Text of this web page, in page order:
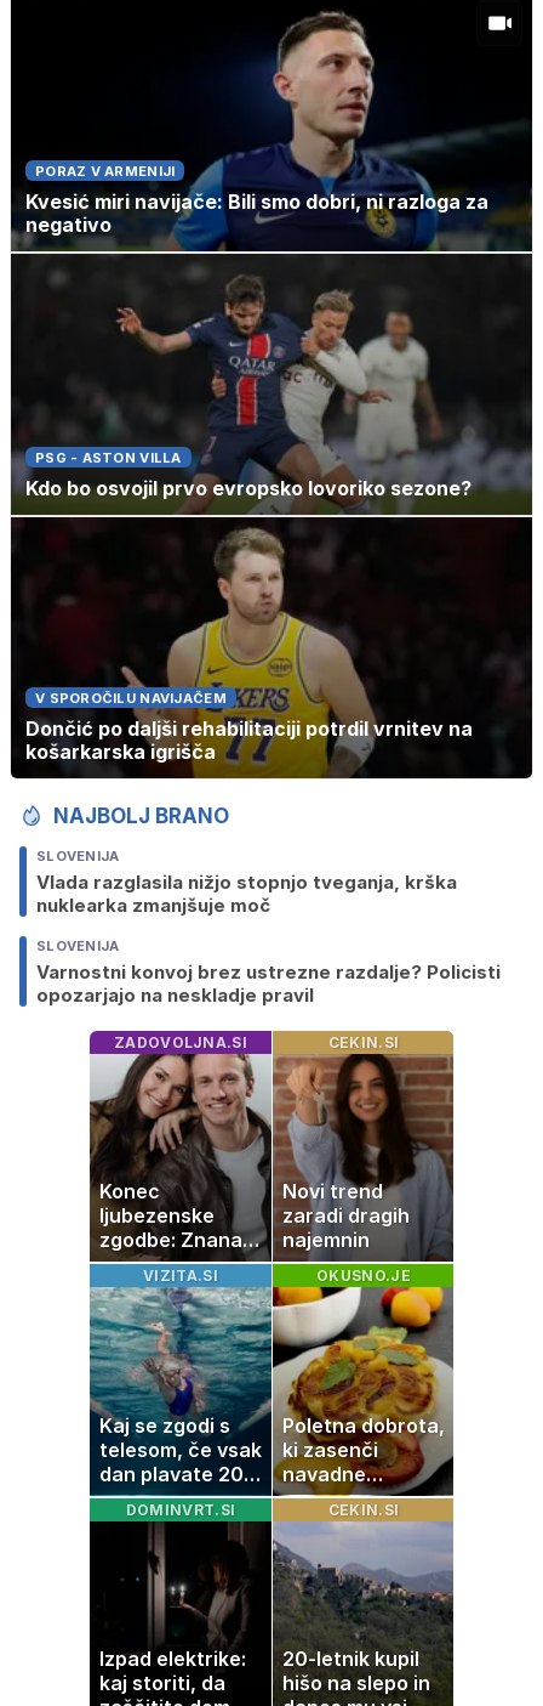
PORAZ V ARMENIJI
Kvesić miri navijače: Bili smo dobri, ni razloga za
negativo
PSG - ASTON VILLA
Kdo bo osvojil prvo evropsko lovoriko sezone?
V SPOROČILU NAVIJAČEM
Dončić po daljši rehabilitaciji potrdil vrnitev na
košarkarska igrišča
NAJBOLJ BRANO
SLOVENIJA
Vlada razglasila nižjo stopnjo tveganja, krška
nuklearka zmanjšuje moč
SLOVENIJA
Varnostni konvoj brez ustrezne razdalje? Policisti
opozarjajo na neskladje pravil
ZADOVOLJNA.SI
Konec
ljubezenske
zgodbe: Znana
Slovenka
potrdila razhod
z dolgoletnim
partnerjem
CEKIN.SI
Novi trend
zaradi dragih
najemnin
VIZITA.SI
Kaj se zgodi s
telesom, če vsak
dan plavate 20
minut? Učinki, ki
jih morda ne
pričakujete
OKUSNO.JE
Poletna dobrota,
ki zasenči
navadne
palačinke
DOMINVRT.SI
Izpad elektrike:
kaj storiti, da
CEKIN.SI
20-letnik kupil
hišo na slepo in